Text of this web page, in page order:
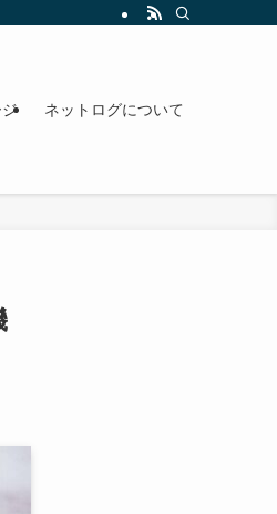
ネットログについて